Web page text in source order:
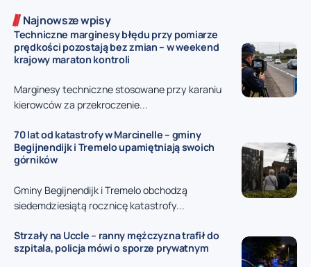
Najnowsze wpisy
Techniczne marginesy błędu przy pomiarze
prędkości pozostają bez zmian – w weekend
krajowy maraton kontroli
Marginesy techniczne stosowane przy karaniu
kierowców za przekroczenie...
70 lat od katastrofy w Marcinelle – gminy
Begijnendijk i Tremelo upamiętniają swoich
górników
Gminy Begijnendijk i Tremelo obchodzą
siedemdziesiątą rocznicę katastrofy...
Strzały na Uccle – ranny mężczyzna trafił do
szpitala, policja mówi o sporze prywatnym